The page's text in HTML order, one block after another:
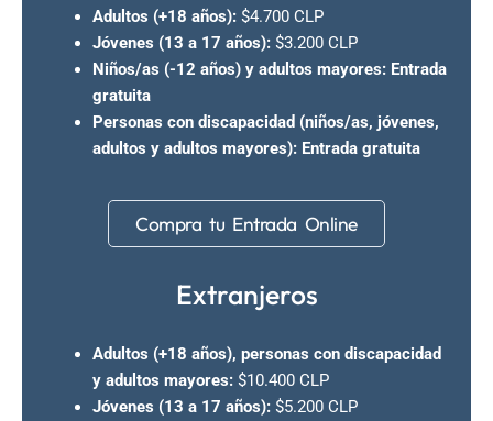
Adultos (+18 años):$4.700 CLP
Jóvenes (13 a 17 años):$3.200 CLP
Niños/as (-12 años) y adultos mayores: Entrada
gratuita
Personas con discapacidad (niños/as, jóvenes,
adultos y adultos mayores): Entrada gratuita
Compra tu Entrada Online
Extranjeros
Adultos (+18 años), personas con discapacidad
y adultos mayores:$10.400 CLP
Jóvenes (13 a 17 años):$5.200 CLP